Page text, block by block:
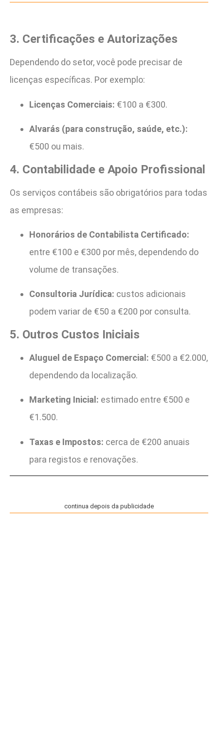
3. Certificações e Autorizações
Dependendo do setor, você pode precisar de
licenças específicas. Por exemplo:
Licenças Comerciais: €100 a €300.
Alvarás (para construção, saúde, etc.):
€500 ou mais.
4. Contabilidade e Apoio Profissional
Os serviços contábeis são obrigatórios para todas
as empresas:
Honorários de Contabilista Certificado:
entre €100 e €300 por mês, dependendo do
volume de transações.
Consultoria Jurídica: custos adicionais
podem variar de €50 a €200 por consulta.
5. Outros Custos Iniciais
Aluguel de Espaço Comercial: €500 a €2.000,
dependendo da localização.
Marketing Inicial: estimado entre €500 e
€1.500.
Taxas e Impostos: cerca de €200 anuais
para registos e renovações.
continua depois da publicidade